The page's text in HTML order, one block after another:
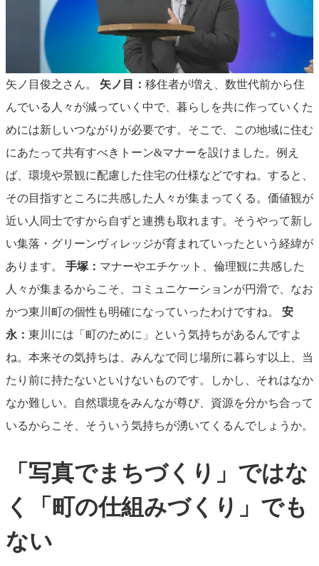
矢ノ目俊之さん。 矢ノ目： 移住者が増え、数世代前から住
んでいる人々が減っていく中で、暮らしを共に作っていくた
めには新しいつながりが必要です。そこで、この地域に住む
にあたって共有すべきトーン&マナーを設けました。例え
ば、環境や景観に配慮した住宅の仕様などですね。すると、
その目指すところに共感した人々が集まってくる。価値観が
近い人同士ですから自ずと連携も取れます。そうやって新し
い集落・グリーンヴィレッジが育まれていったという経緯が
あります。 手塚： マナーやエチケット、倫理観に共感した
人々が集まるからこそ、コミュニケーションが円滑で、なお
かつ東川町の個性も明確になっていったわけですね。 安
永： 東川には「町のために」という気持ちがあるんですよ
ね。本来その気持ちは、みんなで同じ場所に暮らす以上、当
たり前に持たないといけないものです。しかし、それはなか
なか難しい。自然環境をみんなが尊び、資源を分かち合って
いるからこそ、そういう気持ちが湧いてくるんでしょうか。
「写真でまちづくり」ではな
く「町の仕組みづくり」でも
ない